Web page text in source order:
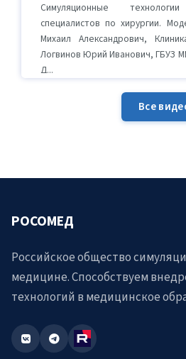
Симуляционные
специалистов по хирургии.
Михаил Александрович,
Логвинов Юрий Иванович, ГБУЗ
Д...
Все
РОСОМЕД
Российское общество
медицине. Способствуем
технологий в медицинское